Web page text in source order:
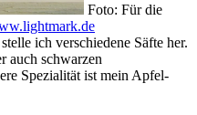
Foto: Für die
ich verschiedene Säfte her.
auch schwarzen
Spezialität ist mein Apfel-